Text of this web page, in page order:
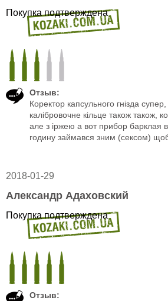
Покупка подтверждена
Отзыв:
Коректор капсульного гнізда супер,
калібровочне кільце також також,
але з іржею а вот прибор барклая
годину займався зним (сексом) щоб
2018-01-29
Александр Адаховский
Покупка подтверждена
Отзыв: